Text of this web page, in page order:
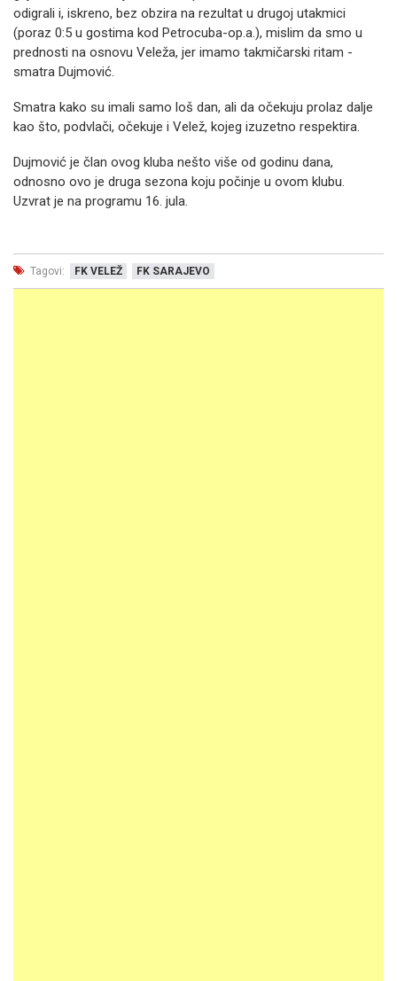
odigrali i, iskreno, bez obzira na rezultat u drugoj utakmici
(poraz 0:5 u gostima kod Petrocuba-op.a.), mislim da smo u
prednosti na osnovu Veleža, jer imamo takmičarski ritam -
smatra Dujmović.
Smatra kako su imali samo loš dan, ali da očekuju prolaz dalje
kao što, podvlači, očekuje i Velež, kojeg izuzetno respektira.
Dujmović je član ovog kluba nešto više od godinu dana,
odnosno ovo je druga sezona koju počinje u ovom klubu.
Uzvrat je na programu 16. jula.
Tagovi: FK VELEŽ FK SARAJEVO